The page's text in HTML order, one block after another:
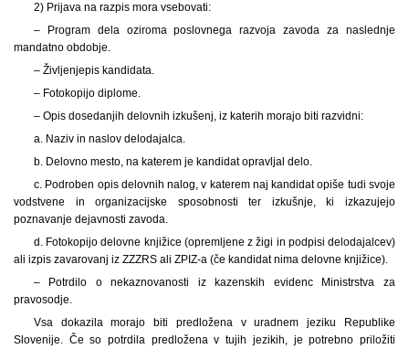
2) Prijava na razpis mora vsebovati:
– Program dela oziroma poslovnega razvoja zavoda za naslednje
mandatno obdobje.
– Življenjepis kandidata.
– Fotokopijo diplome.
– Opis dosedanjih delovnih izkušenj, iz katerih morajo biti razvidni:
a. Naziv in naslov delodajalca.
b. Delovno mesto, na katerem je kandidat opravljal delo.
c. Podroben opis delovnih nalog, v katerem naj kandidat opiše tudi svoje
vodstvene in organizacijske sposobnosti ter izkušnje, ki izkazujejo
poznavanje dejavnosti zavoda.
d. Fotokopijo delovne knjižice (opremljene z žigi in podpisi delodajalcev)
ali izpis zavarovanj iz ZZZRS ali ZPIZ-a (če kandidat nima delovne knjižice).
– Potrdilo o nekaznovanosti iz kazenskih evidenc Ministrstva za
pravosodje.
Vsa dokazila morajo biti predložena v uradnem jeziku Republike
Slovenije. Če so potrdila predložena v tujih jezikih, je potrebno priložiti